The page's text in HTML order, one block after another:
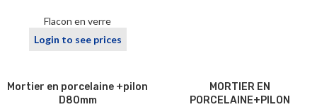
Flacon en verre
Login to see prices
Mortier en porcelaine +pilon
D80mm
MORTIER EN
PORCELAINE+PILON